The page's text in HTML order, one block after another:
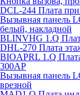
DCL-244 Плата
Вызывная панель
белый, накладной
BLINVHG 1.Q
DHL-270 Плата
BIOAPRL 1.Q
300AP
Вызывная панель
врезной